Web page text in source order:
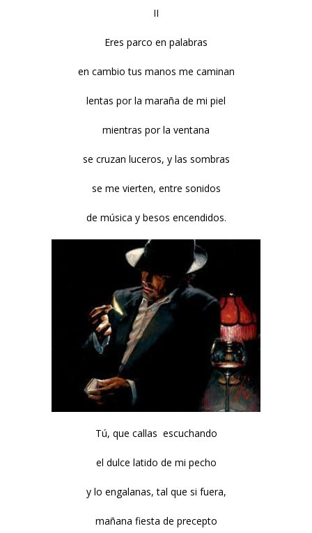
II
Eres parco en palabras
en cambio tus manos me caminan
lentas por la maraña de mi piel
mientras por la ventana
se cruzan luceros, y las sombras
se me vierten, entre sonidos
de música y besos encendidos.
Tú, que callas escuchando
el dulce latido de mi pecho
y lo engalanas, tal que si fuera,
mañana fiesta de precepto